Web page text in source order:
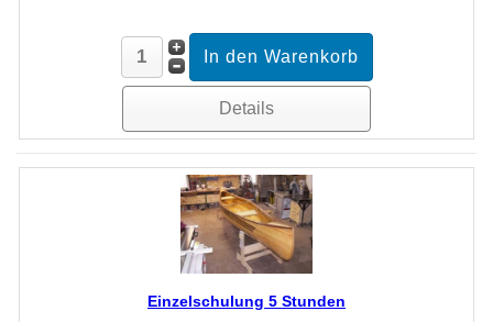
Details
Einzelschulung 5 Stunden